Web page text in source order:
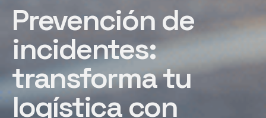
Prevención de
incidentes:
transforma tu
logística con